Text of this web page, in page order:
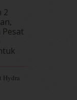
2
Pesat
Hydra